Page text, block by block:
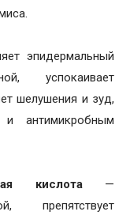
эпидермальный
успокаивает
шелушения и зуд,
и антимикробным
кислота—
препятствует